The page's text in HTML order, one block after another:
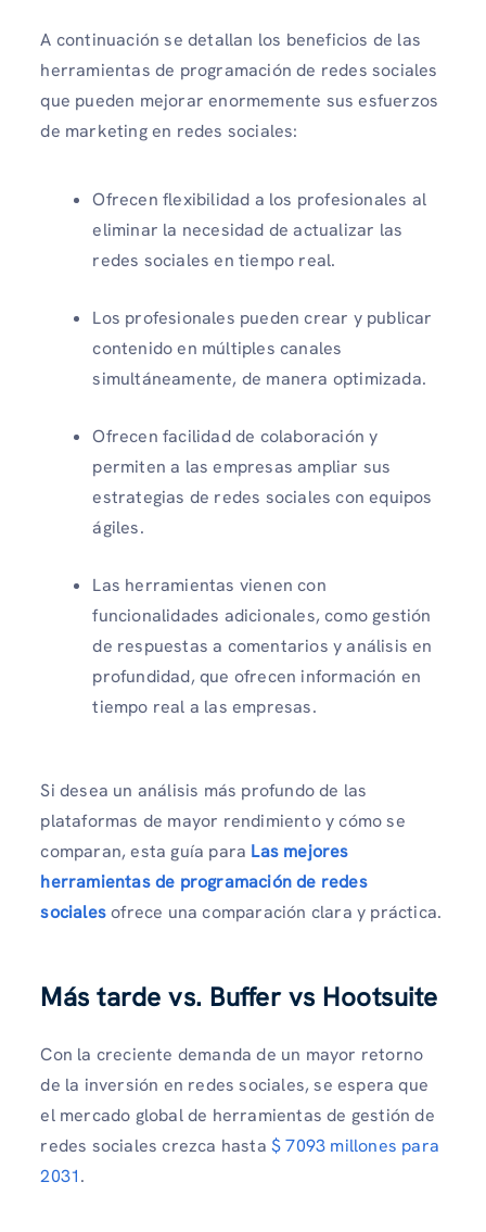
A continuación se detallan los beneficios de las
herramientas de programación de redes sociales
que pueden mejorar enormemente sus esfuerzos
de marketing en redes sociales:
Ofrecen flexibilidad a los profesionales al
eliminar la necesidad de actualizar las
redes sociales en tiempo real.
Los profesionales pueden crear y publicar
contenido en múltiples canales
simultáneamente, de manera optimizada.
Ofrecen facilidad de colaboración y
permiten a las empresas ampliar sus
estrategias de redes sociales con equipos
ágiles.
Las herramientas vienen con
funcionalidades adicionales, como gestión
de respuestas a comentarios y análisis en
profundidad, que ofrecen información en
tiempo real a las empresas.
Si desea un análisis más profundo de las
plataformas de mayor rendimiento y cómo se
comparan, esta guía para Las mejores
herramientas de programación de redes
socialesofrece una comparación clara y práctica.
Más tarde vs. Buffer vs Hootsuite
Con la creciente demanda de un mayor retorno
de la inversión en redes sociales, se espera que
el mercado global de herramientas de gestión de
redes sociales crezca hasta $ 7093 millones para
2031.